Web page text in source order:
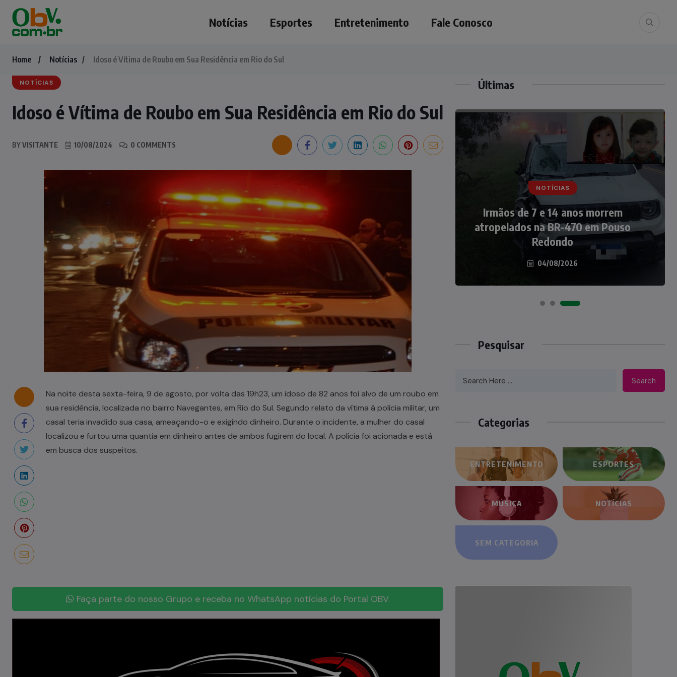
Notícias Esportes Entretenimento Fale Conosco
Home Notícias Idoso é Vítima de Roubo em Sua Residência em Rio do Sul
NOTÍCIAS
Idoso é Vítima de Roubo em Sua Residência em Rio do Sul
BYVISITANTE 10/08/2024 0 COMMENTS
Na noite desta sexta-feira, 9 de agosto, por volta das 19h23, um idoso de 82 anos foi alvo de um roubo em
sua residência, localizada no bairro Navegantes, em Rio do Sul. Segundo relato da vítima à polícia militar, um
casal teria invadido sua casa, ameaçando-o e exigindo dinheiro. Durante o incidente, a mulher do casal
localizou e furtou uma quantia em dinheiro antes de ambos fugirem do local. A polícia foi acionada e está
em busca dos suspeitos.
Faça parte do nosso Grupo e receba no WhatsApp notícias do Portal OBV.
Últimas
Casal de idosos fica ferido após
veículo capotar em Pouso Redondo
07/08/2026
NOTÍCIAS
Irmãos de 7 e 14 anos morrem
atropelados na BR-470 em Pouso
Redondo
04/08/2026
NOTÍCIAS
Nádia Menegazzi leva o nome de
Taió ao palco do Programa Silvio
Santos
07/08/2026
Pesquisar
Search
Categorias
ENTRETENIMENTO ESPORTES
MÚSICA NOTÍCIAS
SEM CATEGORIA